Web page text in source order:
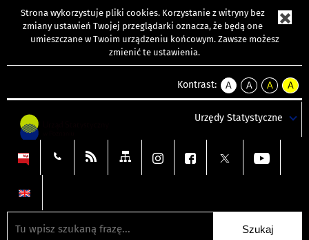
Strona wykorzystuje pliki cookies. Korzystanie z witryny bez
zmiany ustawień Twojej przeglądarki oznacza, że będą one
umieszczane w Twoim urządzeniu końcowym. Zawsze możesz
zmienić te ustawienia.
Kontrast:
A
kontrast
A
kontrast
tekst
czarnym
A
kontrast
tekst
czarnym
A
tekst
żółtym
Urzędy Statystyczne